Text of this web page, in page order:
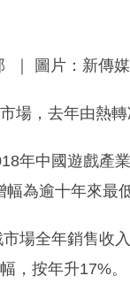
｜ 圖片：新傳
場，去年由熱
年中國遊戲產
為逾十年來最低
場全年銷售收
，按年升17%。